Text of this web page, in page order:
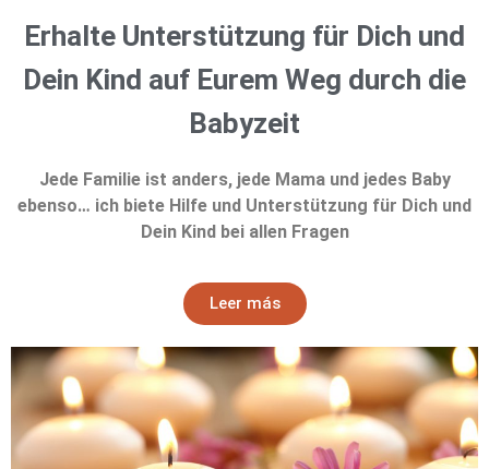
Erhalte Unterstützung für Dich und
Dein Kind auf Eurem Weg durch die
Babyzeit
Jede Familie ist anders, jede Mama und jedes Baby
ebenso… ich biete Hilfe und Unterstützung für Dich und
Dein Kind bei allen Fragen
Leer más